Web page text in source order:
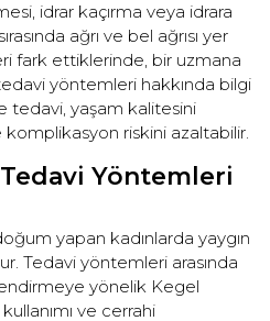
idrar kaçırma veya idrara
ağrı ve bel ağrısı yer
fark ettiklerinde, bir uzmana
yöntemleri hakkında bilgi
tedavi, yaşam kalitesini
riskini azaltabilir.
Yöntemleri
yapan kadınlarda yaygın
Tedavi yöntemleri arasında
yönelik Kegel
ve cerrahi